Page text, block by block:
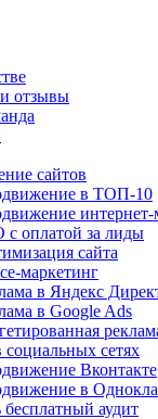
отзывы
сайтов
в ТОП-10
интернет-
с оплатой за лиды
сайта
маркетинг
в Яндекс
в Google Ads
социальных сетях
Вконтакте
в
аудит